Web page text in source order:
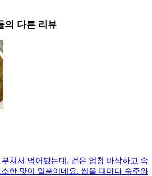
의 다른 리뷰
쳐서 먹어봤는데, 겉은 엄청 바삭하고 속
한 맛이 일품이네요. 씹을 때마다 숙주와